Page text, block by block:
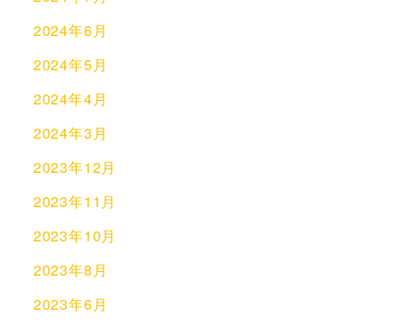
2024年6月
2024年5月
2024年4月
2024年3月
2023年12月
2023年11月
2023年10月
2023年8月
2023年6月